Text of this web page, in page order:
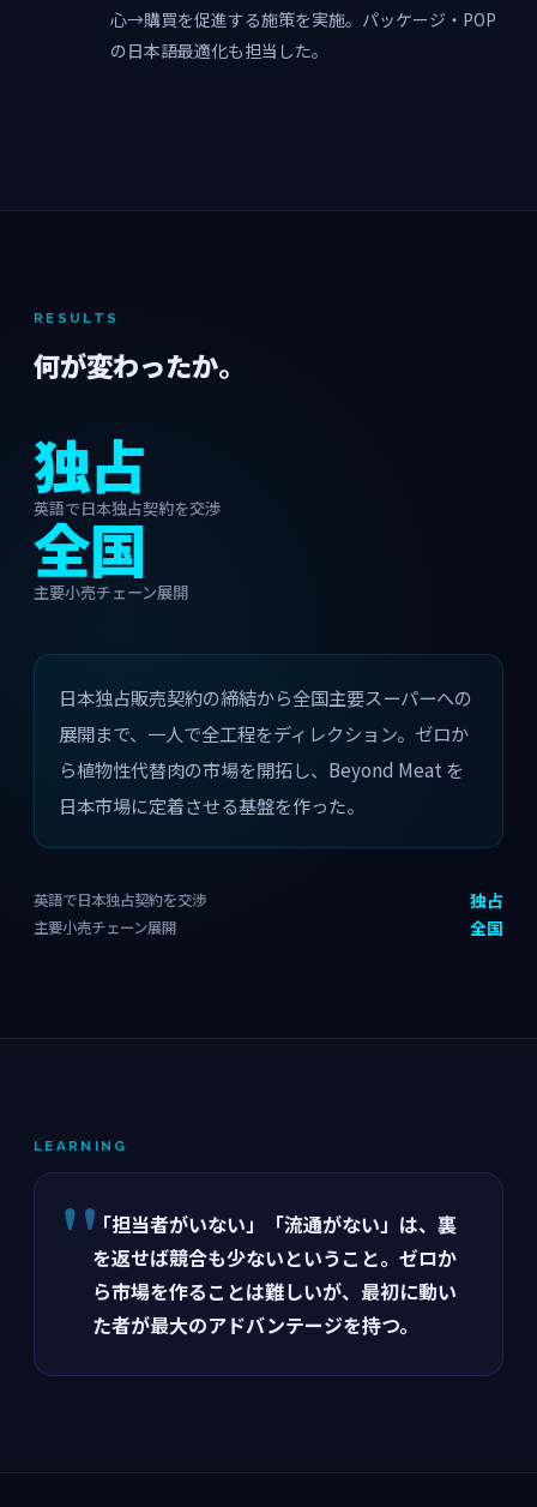
心→購買を促進する施策を実施。パッケージ・POP
の日本語最適化も担当した。
RESULTS
何が変わったか。
独占
英語で日本独占契約を交渉
全国
主要小売チェーン展開
日本独占販売契約の締結から全国主要スーパーへの
展開まで、一人で全工程をディレクション。ゼロか
ら植物性代替肉の市場を開拓し、Beyond Meat を
日本市場に定着させる基盤を作った。
英語で日本独占契約を交渉 独占
主要小売チェーン展開 全国
LEARNING
"「担当者がいない」「流通がない」は、裏
を返せば競合も少ないということ。ゼロか
ら市場を作ることは難しいが、最初に動い
た者が最大のアドバンテージを持つ。